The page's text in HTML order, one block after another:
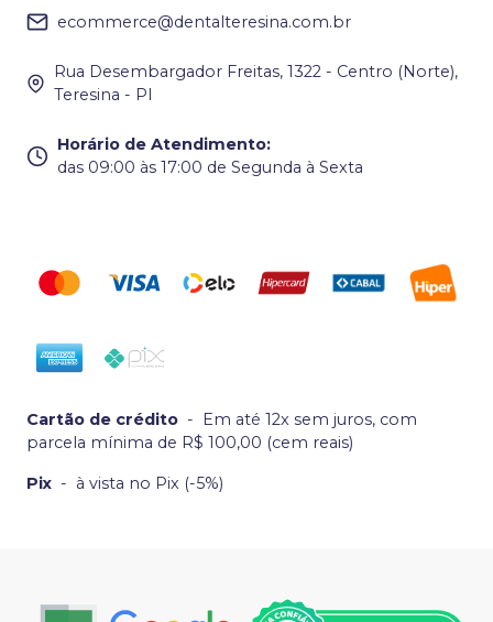
ecommerce@dentalteresina.com.br
Rua Desembargador Freitas, 1322 - Centro (Norte),
Teresina - PI
Horário de Atendimento:
das 09:00 às 17:00 de Segunda à Sexta
Cartão de crédito - Em até 12x sem juros, com
parcela mínima de R$ 100,00 (cem reais)
Pix - à vista no Pix (-5%)